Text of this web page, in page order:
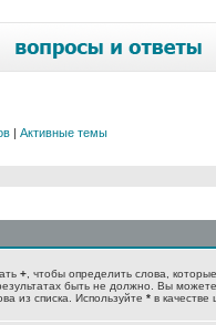
| Активные темы
+ , чтобы определить слова,
быть не должно. Вы
из списка. Используйте * в качестве